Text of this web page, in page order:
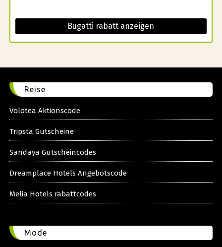
Bugatti rabatt anzeigen
Reise
Volotea Aktionscode
Tripsta Gutscheine
Sandaya Gutscheincodes
Dreamplace Hotels Angebotscode
Melia Hotels rabattcodes
Mode